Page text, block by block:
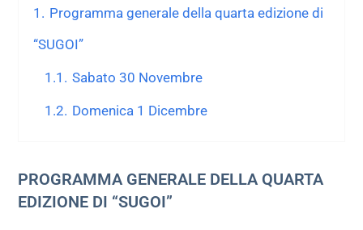
1. Programma generale della quarta edizione di
“SUGOI”
1.1. Sabato 30 Novembre
1.2. Domenica 1 Dicembre
PROGRAMMA GENERALE DELLA QUARTA
EDIZIONE DI “SUGOI”